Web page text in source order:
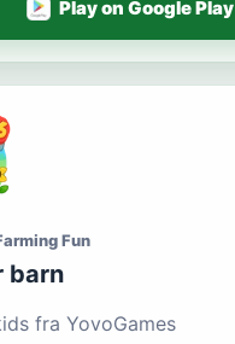
Play on Google Play
Fun
barn
fra YovoGames